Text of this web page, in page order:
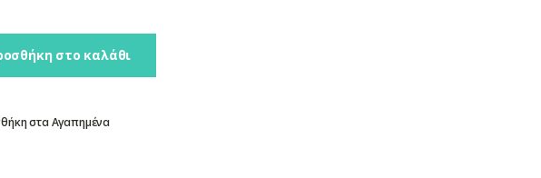
στο καλάθι
στα Αγαπημένα